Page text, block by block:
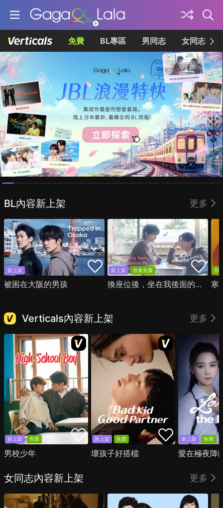
免費 BL專區 男同志 女同志
Homepage
BL內容新上架 更多
新上架
被困在大阪的男孩
新上架 首集免費
換座位後，坐在我後面的男生好像喜歡我
部
寒
Verticals內容新上架 更多
新上架 免費
男校少年
新上架 免費
壞孩子好搭檔
新上架 免費
愛在極夜降
女同志內容新上架 更多